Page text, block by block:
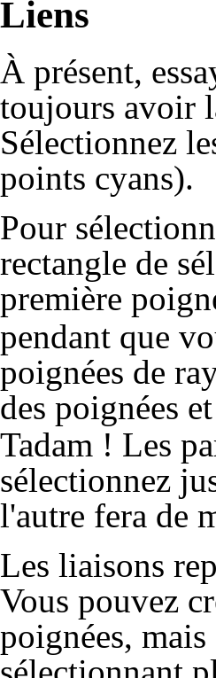
Liens
À présent,
toujours avoir
Sélectionnez
points cyans).
Pour
rectangle de
première
pendant que
poignées de
des poignées
Tadam ! Les
sélectionnez
l'autre fera de
Les liaisons
Vous pouvez
poignées, mais